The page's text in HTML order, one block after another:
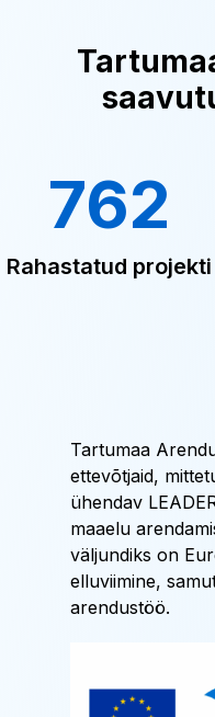
762
Rahastatud projekti
Tartumaa
ettevõtjaid,
ühendav
maaelu
väljundiks on
elluviimine,
arendustöö.